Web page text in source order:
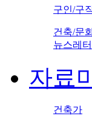
구인/구
건축/문
뉴스레터
자료
건축가